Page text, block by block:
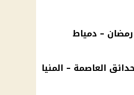
من رمضان – دمياط
العاصمة – المنيا